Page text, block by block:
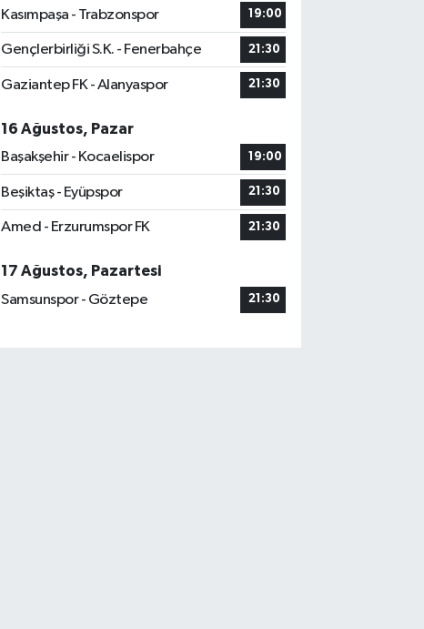
Kasımpaşa - Trabzonspor 19:00
Gençlerbirliği S.K. - Fenerbahçe 21:30
Gaziantep FK - Alanyaspor 21:30
16 Ağustos, Pazar
Başakşehir - Kocaelispor
19:00
Beşiktaş - Eyüpspor 21:30
Amed - Erzurumspor FK 21:30
17 Ağustos, Pazartesi
Samsunspor - Göztepe
21:30